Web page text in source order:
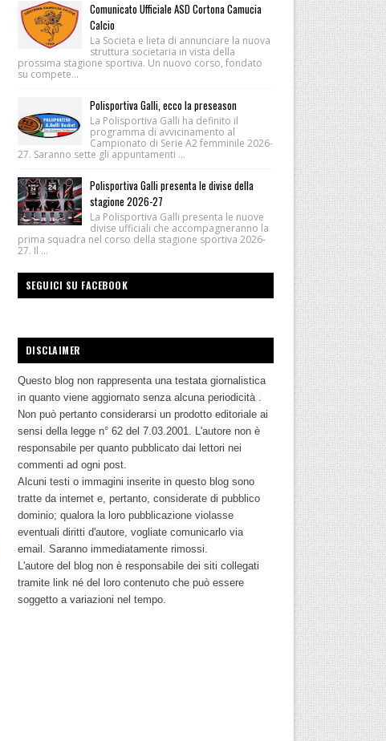
Comunicato Ufficiale ASD Cortona Camucia
Calcio
La Societa e lieta di annunciare la nuova
struttura societaria in vista della
prossima stagione sportiva. Un nuovo corso, fondato
su compete...
Polisportiva Galli, ecco la preseason
La Polisportiva Galli ha definito il
programma di avvicinamento al
Campionato di Serie A2 femminile 2026-
27. Saranno sette gli appuntamenti ...
Polisportiva Galli presenta le divise della
stagione 2026-27
La Polisportiva Galli presenta le nuove
divise ufficiali che accompagneranno la
prima squadra nel corso della stagione sportiva 2026-
27. Il ...
SEGUICI SU FACEBOOK
DISCLAIMER
Questo blog non rappresenta una testata giornalistica
in quanto viene aggiornato senza alcuna periodicità .
Non può pertanto considerarsi un prodotto editoriale ai
sensi della legge n° 62 del 7.03.2001. L'autore non è
responsabile per quanto pubblicato dai lettori nei
commenti ad ogni post.
Alcuni testi o immagini inserite in questo blog sono
tratte da internet e, pertanto, considerate di pubblico
dominio; qualora la loro pubblicazione violasse
eventuali diritti d'autore, vogliate comunicarlo via
email. Saranno immediatamente rimossi.
L'autore del blog non è responsabile dei siti collegati
tramite link né del loro contenuto che può essere
soggetto a variazioni nel tempo.